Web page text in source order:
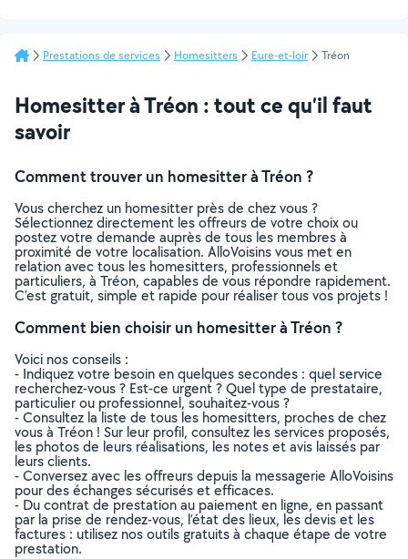
Prestations de services Homesitters Eure-et-loir Tréon
Homesitter à Tréon : tout ce qu’il faut
savoir
Comment trouver un homesitter à Tréon ?
Vous cherchez un homesitter près de chez vous ?
Sélectionnez directement les offreurs de votre choix ou
postez votre demande auprès de tous les membres à
proximité de votre localisation. AlloVoisins vous met en
relation avec tous les homesitters, professionnels et
particuliers, à Tréon, capables de vous répondre rapidement.
C’est gratuit, simple et rapide pour réaliser tous vos projets !
Comment bien choisir un homesitter à Tréon ?
Voici nos conseils :
- Indiquez votre besoin en quelques secondes : quel service
recherchez-vous ? Est-ce urgent ? Quel type de prestataire,
particulier ou professionnel, souhaitez-vous ?
- Consultez la liste de tous les homesitters, proches de chez
vous à Tréon ! Sur leur profil, consultez les services proposés,
les photos de leurs réalisations, les notes et avis laissés par
leurs clients.
- Conversez avec les offreurs depuis la messagerie AlloVoisins
pour des échanges sécurisés et efficaces.
- Du contrat de prestation au paiement en ligne, en passant
par la prise de rendez-vous, l’état des lieux, les devis et les
factures : utilisez nos outils gratuits à chaque étape de votre
prestation.